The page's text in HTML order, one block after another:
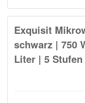
Exquisit
schwarz | 750
Liter | 5